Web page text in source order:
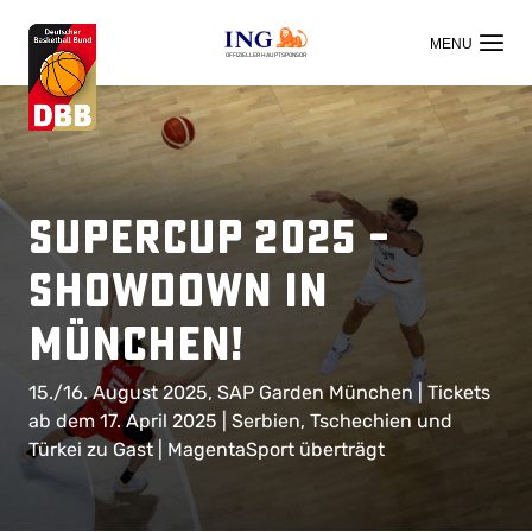
OFFIZIELLER HAUPTSPONSOR
Supercup 2025 –
Showdown in
München!
15./16. August 2025, SAP Garden München | Tickets
ab dem 17. April 2025 | Serbien, Tschechien und
Türkei zu Gast | MagentaSport überträgt